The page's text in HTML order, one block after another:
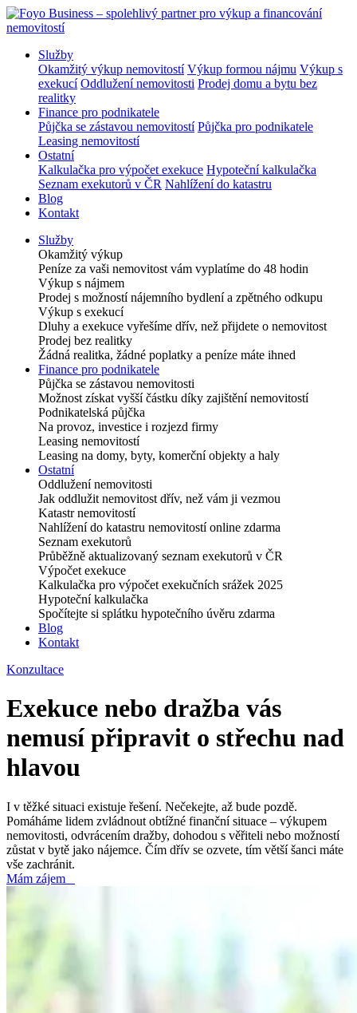
Služby
Okamžitý výkup nemovitostí Výkup formou nájmu Výkup s
exekucí Oddlužení nemovitosti Prodej domu a bytu bez
realitky
Finance pro podnikatele
Půjčka se zástavou nemovitostí Půjčka pro podnikatele
Leasing nemovitostí
Ostatní
Kalkulačka pro výpočet exekuce Hypoteční kalkulačka
Seznam exekutorů v ČR Nahlížení do katastru
Blog
Kontakt
Služby
Okamžitý výkup
Peníze za vaši nemovitost vám vyplatíme do 48 hodin
Výkup s nájmem
Prodej s možností nájemního bydlení a zpětného odkupu
Výkup s exekucí
Dluhy a exekuce vyřešíme dřív, než přijdete o nemovitost
Prodej bez realitky
Žádná realitka, žádné poplatky a peníze máte ihned
Finance pro podnikatele
Půjčka se zástavou nemovitosti
Možnost získat vyšší částku díky zajištění nemovitostí
Podnikatelská půjčka
Na provoz, investice i rozjezd firmy
Leasing nemovitostí
Leasing na domy, byty, komerční objekty a haly
Ostatní
Oddlužení nemovitosti
Jak oddlužit nemovitost dřív, než vám ji vezmou
Katastr nemovitostí
Nahlížení do katastru nemovitostí online zdarma
Seznam exekutorů
Průběžně aktualizovaný seznam exekutorů v ČR
Výpočet exekuce
Kalkulačka pro výpočet exekučních srážek 2025
Hypoteční kalkulačka
Spočítejte si splátku hypotečního úvěru zdarma
Blog
Kontakt
Konzultace
Exekuce nebo dražba vás
nemusí připravit o střechu nad
hlavou
I v těžké situaci existuje řešení. Nečekejte, až bude pozdě.
Pomáháme lidem zvládnout obtížné finanční situace – výkupem
nemovitosti, odvrácením dražby, dohodou s věřiteli nebo možností
zůstat v bytě jako nájemce. Čím dřív se ozvete, tím větší šanci máte
vše zachránit.
Mám zájem